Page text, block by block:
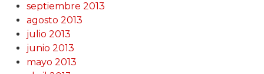
septiembre 2013
agosto 2013
julio 2013
junio 2013
mayo 2013